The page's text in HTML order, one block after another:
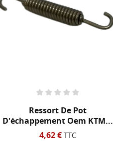
Ressort De Pot
D'échappement Oem KTM...
4,62 €TTC